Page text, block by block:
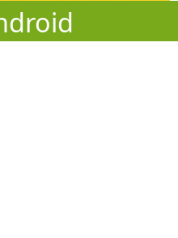
Hoặc những ứng dụng
khác!